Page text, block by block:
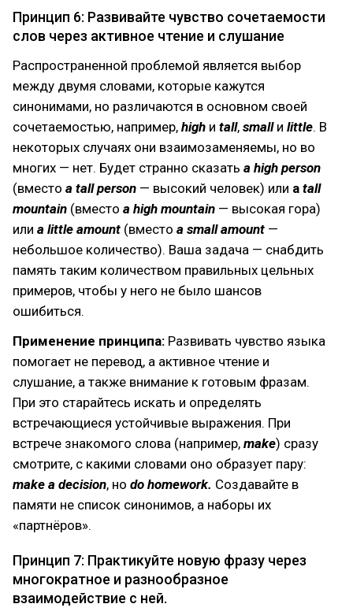
Принцип 6: Развивайте чувство сочетаемости
слов через активное чтение и слушание
Распространенной проблемой является выбор
между двумя словами, которые кажутся
синонимами, но различаются в основном своей
сочетаемостью, например, high и tall, small и little. В
некоторых случаях они взаимозаменяемы, но во
многих — нет. Будет странно сказать a high person
(вместо a tall person — высокий человек) или a tall
mountain (вместо a high mountain — высокая гора)
или a little amount (вместо a small amount —
небольшое количество). Ваша задача — снабдить
память таким количеством правильных цельных
примеров, чтобы у него не было шансов
ошибиться.
Применение принципа: Развивать чувство языка
помогает не перевод, а активное чтение и
слушание, а также внимание к готовым фразам.
При это старайтесь искать и определять
встречающиеся устойчивые выражения. При
встрече знакомого слова (например, make) сразу
смотрите, с какими словами оно образует пару:
make a decision, но do homework. Создавайте в
памяти не список синонимов, а наборы их
«партнёров».
Принцип 7: Практикуйте новую фразу через
многократное и разнообразное
взаимодействие с ней.